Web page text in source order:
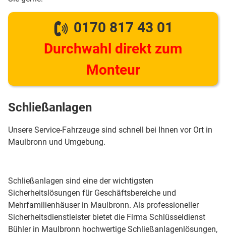
0170 817 43 01
Durchwahl direkt zum
Monteur
Schließanlagen
Unsere Service-Fahrzeuge sind schnell bei Ihnen vor Ort in
Maulbronn und Umgebung.
Schließanlagen sind eine der wichtigsten
Sicherheitslösungen für Geschäftsbereiche und
Mehrfamilienhäuser in Maulbronn. Als professioneller
Sicherheitsdienstleister bietet die Firma Schlüsseldienst
Bühler in Maulbronn hochwertige Schließanlagenlösungen,